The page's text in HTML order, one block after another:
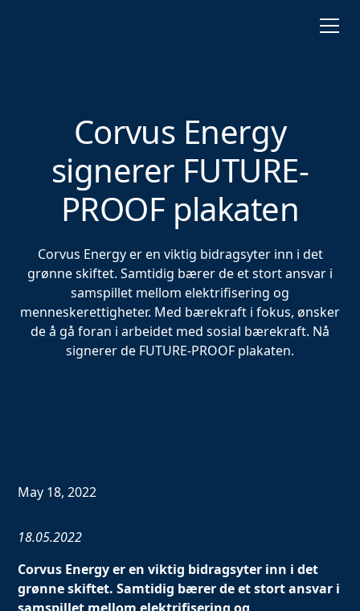
Corvus Energy
signerer FUTURE-
PROOF plakaten
Corvus Energy er en viktig bidragsyter inn i det
grønne skiftet. Samtidig bærer de et stort ansvar i
samspillet mellom elektrifisering og
menneskerettigheter. Med bærekraft i fokus, ønsker
de å gå foran i arbeidet med sosial bærekraft. Nå
signerer de FUTURE-PROOF plakaten.
May 18, 2022
18.05.2022
Corvus Energy er en viktig bidragsyter inn i det
grønne skiftet. Samtidig bærer de et stort ansvar i